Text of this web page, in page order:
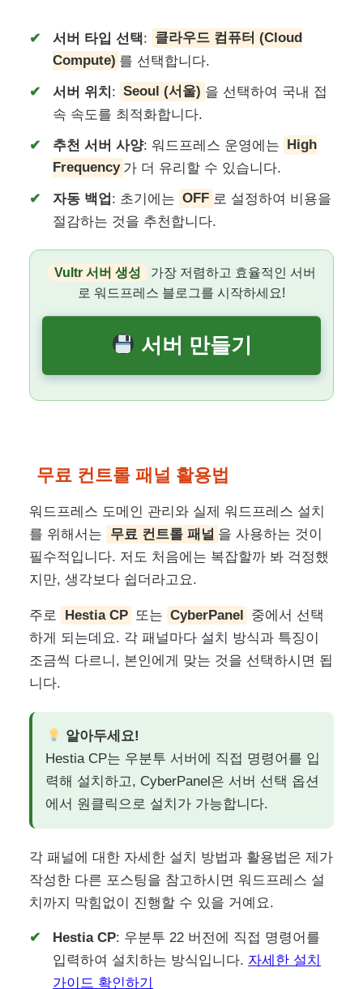
서버 타입 선택: 클라우드 컴퓨터 (Cloud
Compute) 를 선택합니다.
서버 위치 : Seoul (서울) 을 선택하여 국내 접
속 속도를 최적화합니다.
추천 서버 사양: 워드프레스 운영에는
High
Frequency 가 더 유리할 수 있습니다.
자동 백업 : 초기에는 OFF 로 설정하여 비용을
절감하는 것을 추천합니다.
Vultr 서버 생성 가장 저렴하고 효율적인 서버
로 워드프레스 블로그를 시작하세요!
서버 만들기
무료 컨트롤 패널 활용법
워드프레스 도메인 관리와 실제 워드프레스 설치
를 위해서는
무료 컨트롤 패널 을 사용하는 것이
필수적입니다. 저도 처음에는 복잡할까 봐 걱정했
지만, 생각보다 쉽더라고요.
주로 Hestia CP 또는 CyberPanel 중에서 선택
하게 되는데요. 각 패널마다 설치 방식과 특징이
조금씩 다르니, 본인에게 맞는 것을 선택하시면 됩
니다.
알아두세요!
Hestia CP는 우분투 서버에 직접 명령어를 입
력해 설치하고, CyberPanel은 서버 선택 옵션
에서 원클릭으로 설치가 가능합니다.
각 패널에 대한 자세한 설치 방법과 활용법은 제가
작성한 다른 포스팅을 참고하시면 워드프레스 설
치까지 막힘없이 진행할 수 있을 거예요.
Hestia CP: 우분투 22 버전에 직접 명령어를
입력하여 설치하는 방식입니다. 자세한 설치
가이드 확인하기